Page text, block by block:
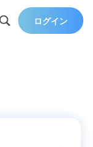
ログイン